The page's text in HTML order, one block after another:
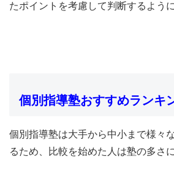
たポイントを考慮して判断するよう
個別指導塾おすすめランキ
個別指導塾は大手から中小まで様々
るため、
比較を始めた人は塾の多さ